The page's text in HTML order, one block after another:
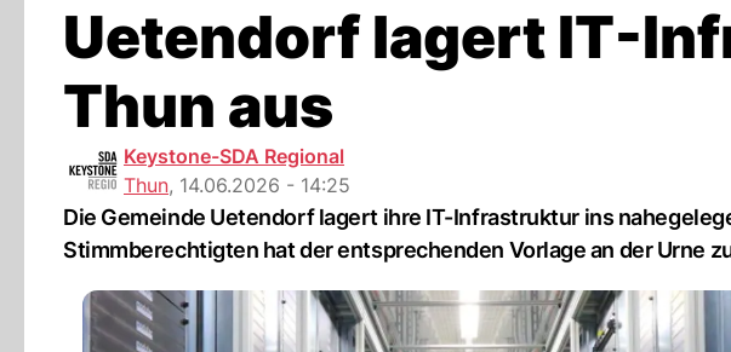
Uetendorf lagert IT-
Thun aus
Keystone-SDA Regional
Thun, 14.06.2026 - 14:25
Die Gemeinde Uetendorf lagert ihre IT-Infrastruktur ins
Stimmberechtigten hat der entsprechenden Vorlage an der Urne